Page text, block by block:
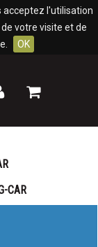
acceptez l'utilisation
votre visite et de
OK
Mon
Mon
CAR